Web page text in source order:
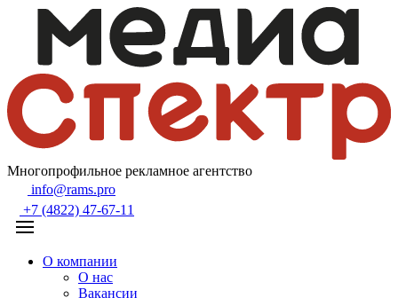
Многопрофильное рекламное агентство
info@rams.pro
+7 (4822) 47-67-11
О компании
О нас
Вакансии